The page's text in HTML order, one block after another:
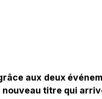
aux deux
nouveau titre qui